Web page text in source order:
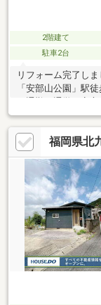
2階建て
駐車2台
リフォーム完了し
「安部山公園」駅
イレ交換■天井・壁
ンダー交換■防蟻工
シール打ち換え■屋
装■雨戸張替え■Ｔ
日内覧承ります！
合わせください！！
福岡県北